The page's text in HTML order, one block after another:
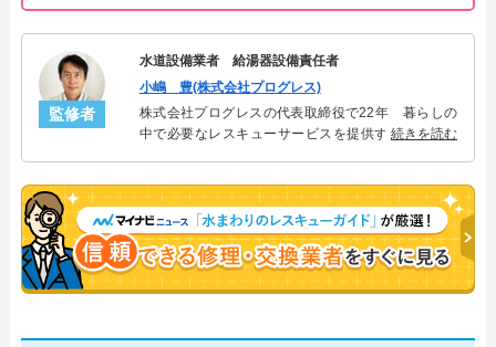
監修者
水道設備業者 給湯器設備責任者
小嶋 豊(株式会社プログレス)
株式会社プログレスの代表取締役で22年 暮らしの
中で必要なレスキューサービスを提供する株式会社
決。多くのお客様に信頼される「給湯器」のスペシ
ャリスト。
続きを読む